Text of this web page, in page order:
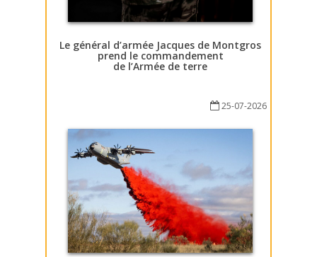
Le général d’armée Jacques de Montgros
prend le commandement
de l’Armée de terre
25-07-2026